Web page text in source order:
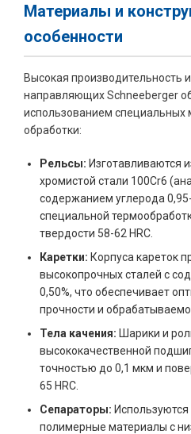
Материалы и
особенности
Высокая производительность
направляющих Schneeberger
использованием специальных
обработки:
Рельсы: Изготавливаются
хромистой стали 100Cr6
содержанием углерода
специальной
твердости 58-62 HRC.
Каретки: Корпуса кареток
высокопрочных сталей с
0,50%, что обеспечивает
прочности и
Тела качения: Шарики и
высококачественной
точностью до 0,1 мкм и
65 HRC.
Сепараторы:
полимерные материалы с